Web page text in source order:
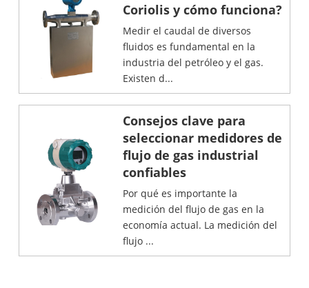
Coriolis y cómo funciona?
Medir el caudal de diversos
fluidos es fundamental en la
industria del petróleo y el gas.
Existen d...
Consejos clave para
seleccionar medidores de
flujo de gas industrial
confiables
Por qué es importante la
medición del flujo de gas en la
economía actual. La medición del
flujo ...